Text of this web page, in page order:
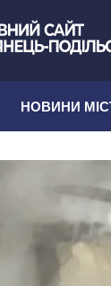
НОВИНИ